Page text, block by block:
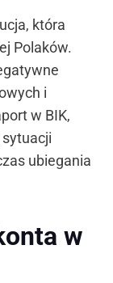
która
Polaków.
i
w BIK,
ubiegania
w